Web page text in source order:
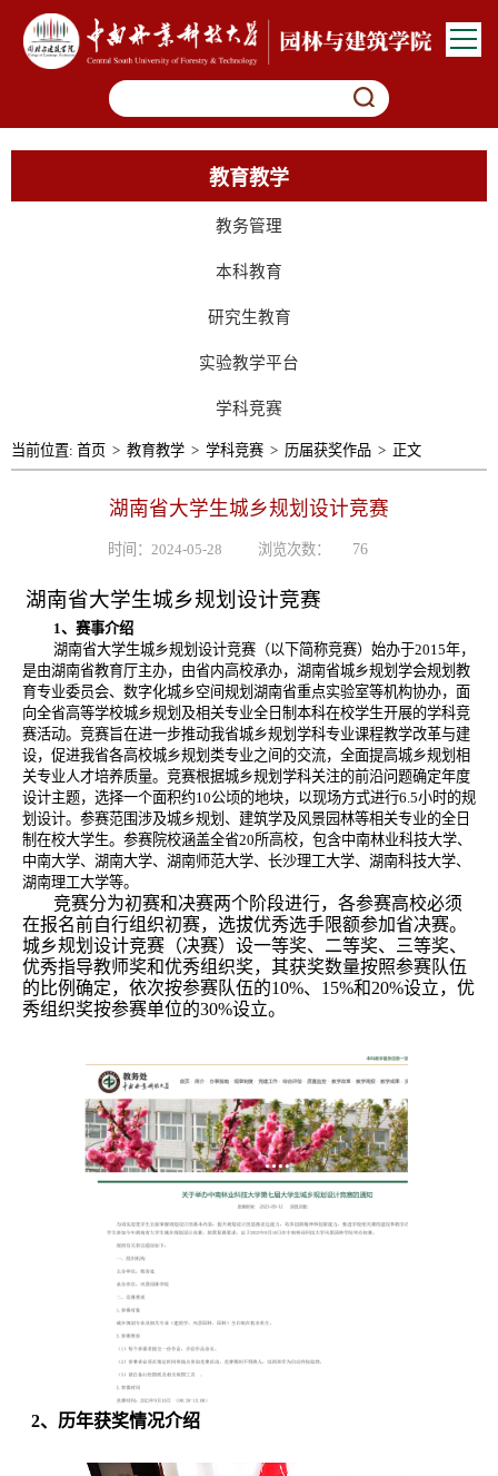
教育教学
教务管理
本科教育
研究生教育
实验教学平台
学科竞赛
当前位置: 首页 > 教育教学 > 学科竞赛 > 历届获奖作品 > 正文
湖南省大学生城乡规划设计竞赛
时间：2024-05-28 浏览次数： 76
湖南省大学生城乡规划设计竞赛
1、赛事介绍
湖南省大学生城乡规划设计竞赛（以下简称竞赛）始办于2015年，
是由湖南省教育厅主办，由省内高校承办，湖南省城乡规划学会规划教
育专业委员会、数字化城乡空间规划湖南省重点实验室等机构协办，面
向全省高等学校城乡规划及相关专业全日制本科在校学生开展的学科竞
赛活动。竞赛旨在进一步推动我省城乡规划学科专业课程教学改革与建
设，促进我省各高校城乡规划类专业之间的交流，全面提高城乡规划相
关专业人才培养质量。竞赛根据城乡规划学科关注的前沿问题确定年度
设计主题，选择一个面积约10公顷的地块，以现场方式进行6.5小时的规
划设计。参赛范围涉及城乡规划、建筑学及风景园林等相关专业的全日
制在校大学生。参赛院校涵盖全省20所高校，包含中南林业科技大学、
中南大学、湖南大学、湖南师范大学、长沙理工大学、湖南科技大学、
湖南理工大学等。
竞赛分为初赛和决赛两个阶段进行，各参赛高校必须
在报名前自行组织初赛，选拔优秀选手限额参加省决赛。
城乡规划设计竞赛（决赛）设一等奖、二等奖、三等奖、
优秀指导教师奖和优秀组织奖，其获奖数量按照参赛队伍
的比例确定，依次按参赛队伍的10%、 15%和20%设立，优
秀组织奖按参赛单位的30%设立。
2、历年获奖情况介绍